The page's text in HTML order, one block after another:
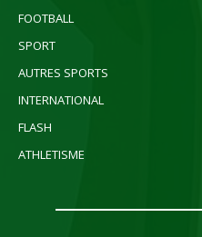
FOOTBALL
SPORT
AUTRES SPORTS
INTERNATIONAL
FLASH
ATHLETISME